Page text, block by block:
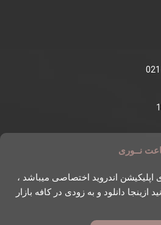
نــوری
اندروید اختصاصی میباشد ،
ازینجا دانلود و به زودی در کافه بازار